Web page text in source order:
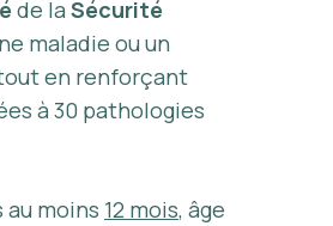
de la Sécurité
maladie ou un
en renforçant
à 30 pathologies
au moins 12 mois, âge